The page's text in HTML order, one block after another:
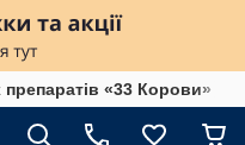
препаратів «33 Корови»